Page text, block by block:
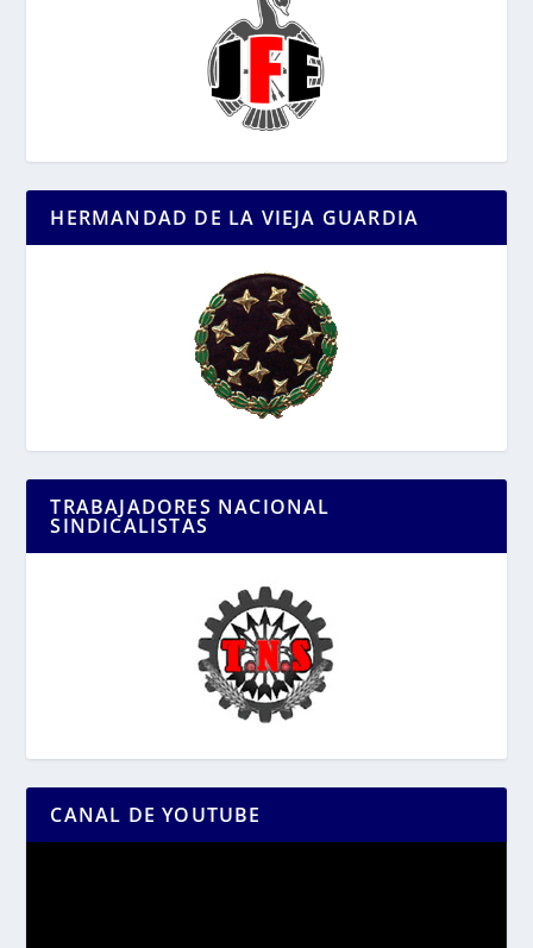
HERMANDAD DE LA VIEJA GUARDIA
TRABAJADORES NACIONAL
SINDICALISTAS
CANAL DE YOUTUBE